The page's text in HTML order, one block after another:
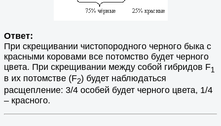
Ответ:
При скрещивании чистопородного черного быка с
красными коровами все потомство будет черного
цвета. При скрещивании между собой гибридов F1
в их потомстве (F2) будет наблюдаться
расщепление: 3/4 особей будет черного цвета, 1/4
– красного.